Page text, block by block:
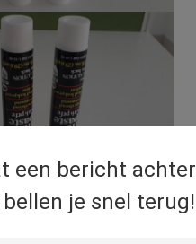
een bericht achter
bellen je snel terug!